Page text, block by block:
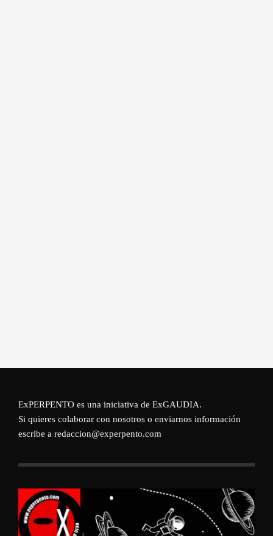
ExPERPENTO es una iniciativa de ExGAUDIA.
Si quieres colaborar con nosotros o enviarnos información
escribe a redaccion@experpento.com